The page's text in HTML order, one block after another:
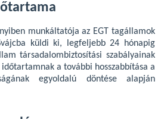
munkáltatója az EGT tagállamok
küldi ki, legfeljebb 24 hónapig
társadalombiztosítási szabályainak
a további hosszabbítása a
egyoldalú döntése alapján